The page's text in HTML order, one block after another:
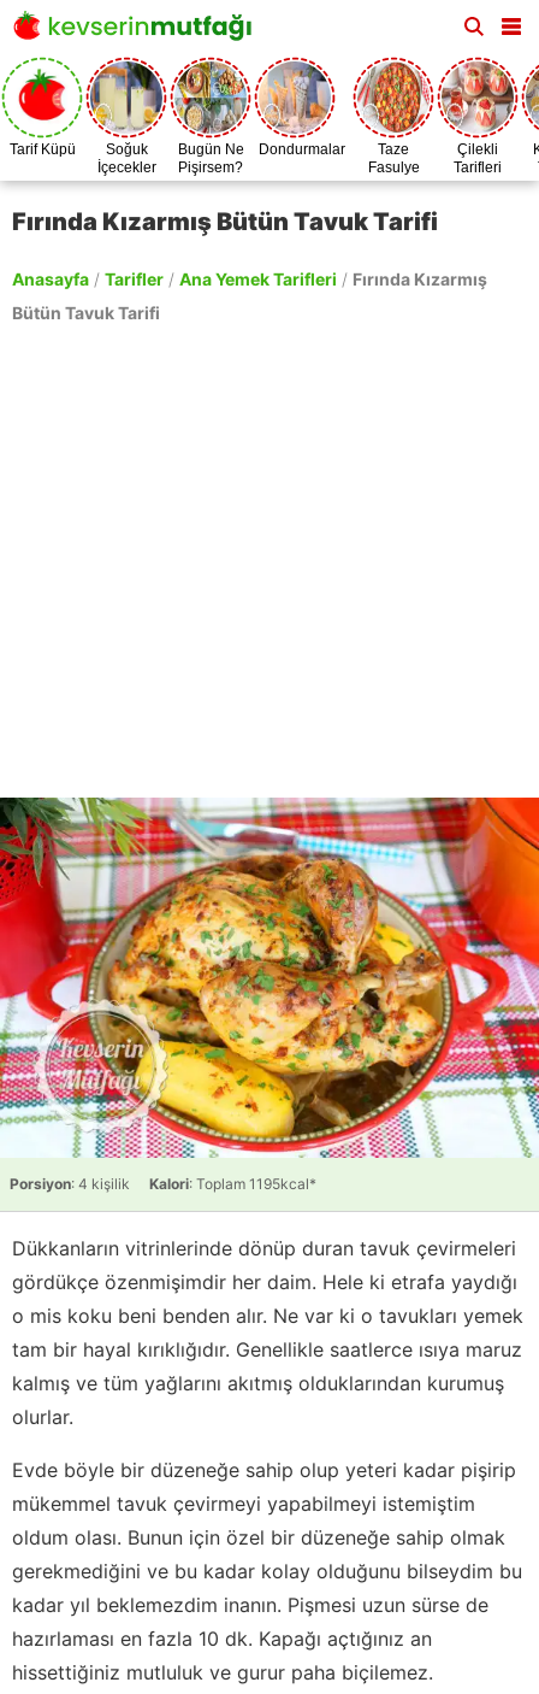
Tarif Küpü
Soğuk
İçecekler
Bugün Ne
Pişirsem?
Dondurmalar
Taze
Fasulye
Zamanı
Çilekli
Tarifleri
Fırında Kızarmış Bütün Tavuk Tarifi
Anasayfa / Tarifler / Ana Yemek Tarifleri / Fırında Kızarmış
Bütün Tavuk Tarifi
Porsiyon: 4 kişilik Kalori: Toplam 1195kcal*
Dükkanların vitrinlerinde dönüp duran tavuk çevirmeleri
gördükçe özenmişimdir her daim. Hele ki etrafa yaydığı
o mis koku beni benden alır. Ne var ki o tavukları yemek
tam bir hayal kırıklığıdır. Genellikle saatlerce ısıya maruz
kalmış ve tüm yağlarını akıtmış olduklarından kurumuş
olurlar.
Evde böyle bir düzeneğe sahip olup yeteri kadar pişirip
mükemmel tavuk çevirmeyi yapabilmeyi istemiştim
oldum olası. Bunun için özel bir düzeneğe sahip olmak
gerekmediğini ve bu kadar kolay olduğunu bilseydim bu
kadar yıl beklemezdim inanın. Pişmesi uzun sürse de
hazırlaması en fazla 10 dk. Kapağı açtığınız an
hissettiğiniz mutluluk ve gurur paha biçilemez.